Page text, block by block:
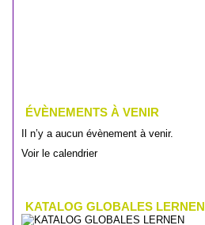
ÉVÈNEMENTS À VENIR
Il n’y a aucun évènement à venir.
Voir le calendrier
KATALOG GLOBALES LERNEN